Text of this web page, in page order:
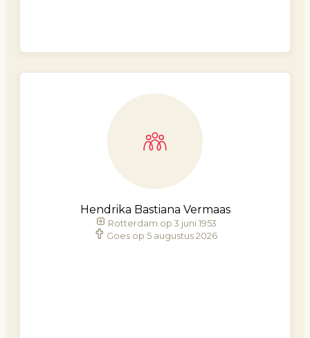
Hendrika Bastiana Vermaas
Rotterdam op 3 juni 1953
Goes op 5 augustus 2026